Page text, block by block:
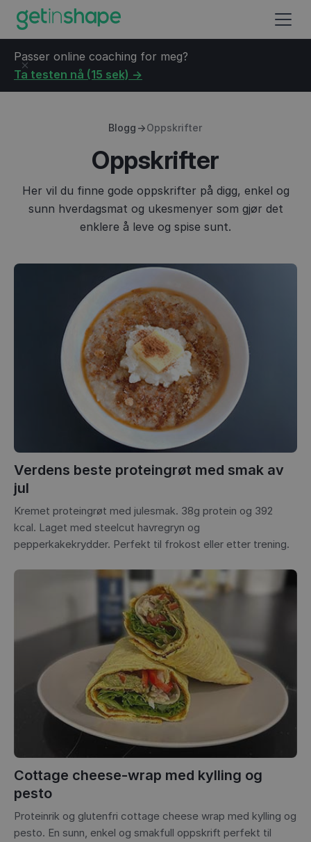
Passer online coaching for meg?
Ta testen nå (15 sek) ->
Blogg →Oppskrifter
Oppskrifter
Her vil du finne gode oppskrifter på digg, enkel og
sunn hverdagsmat og ukesmenyer som gjør det
enklere å leve og spise sunt.
Verdens beste proteingrøt med smak av
jul
Kremet proteingrøt med julesmak. 38g protein og 392
kcal. Laget med steelcut havregryn og
pepperkakekrydder. Perfekt til frokost eller etter trening.
Cottage cheese-wrap med kylling og
pesto
Proteinrik og glutenfri cottage cheese wrap med kylling og
pesto. En sunn, enkel og smakfull oppskrift perfekt til